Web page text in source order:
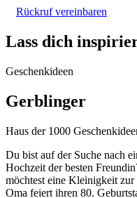
Rückruf vereinbaren
Lass dich
Geschenkideen
Gerblinger
Haus der 1000
Du bist auf der Suche nach
Hochzeit der besten
möchtest eine Kleinigkeit
Oma feiert ihren 80.